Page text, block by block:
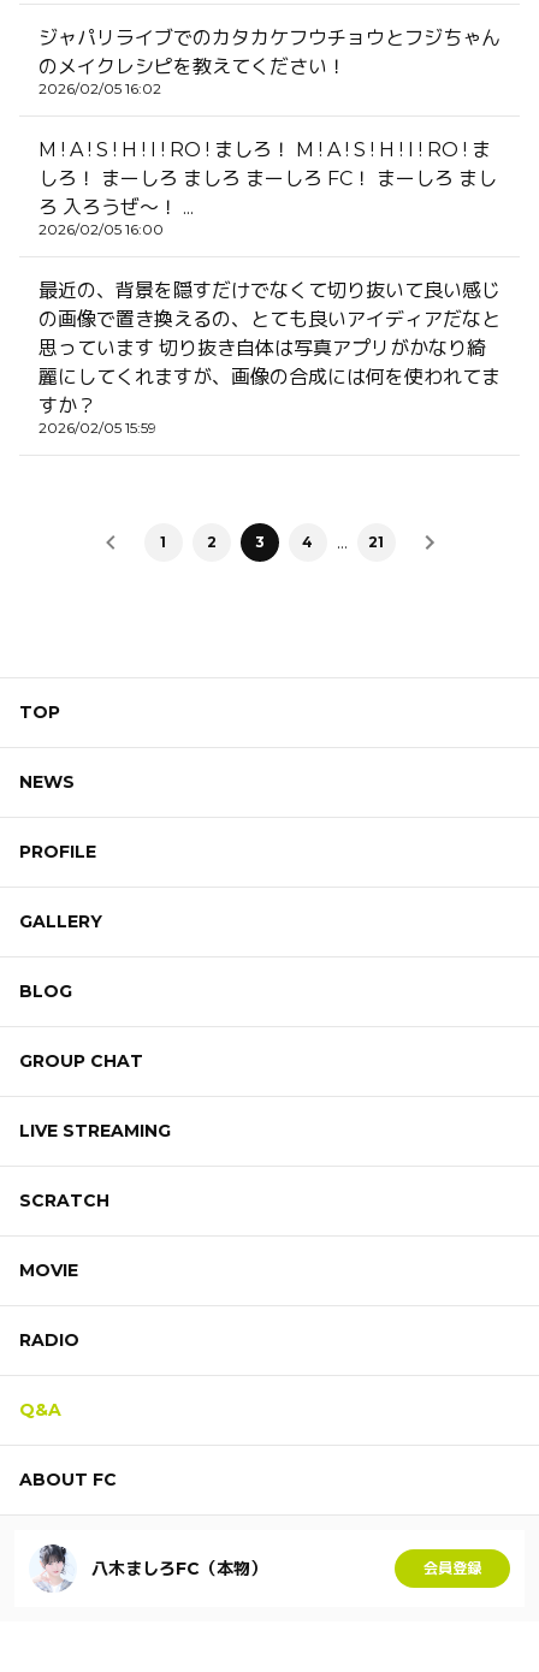
ジャパリライブでのカタカケフウチョウとフジちゃん
のメイクレシピを教えてください！
2026/02/05 16:02
M ! A ! S ! H ! I ! RO ! ましろ！ M ! A ! S ! H ! I ! RO ! ま
しろ！ まーしろ ましろ まーしろ FC！ まーしろ まし
ろ 入ろうぜ〜！ ...
2026/02/05 16:00
最近の、背景を隠すだけでなくて切り抜いて良い感じ
の画像で置き換えるの、とても良いアイディアだなと
思っています 切り抜き自体は写真アプリがかなり綺
麗にしてくれますが、画像の合成には何を使われてま
すか？
2026/02/05 15:59
1 2 3 4 … 21
TOP
NEWS
PROFILE
GALLERY
BLOG
GROUP CHAT
LIVE STREAMING
SCRATCH
MOVIE
RADIO
Q&A
ABOUT FC
八木ましろFC（本物） 会員登録